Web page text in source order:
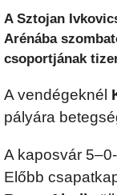
A Sztojan
Arénába
csoportjának
A vendégeknél
pályára
A kaposvár
Előbb